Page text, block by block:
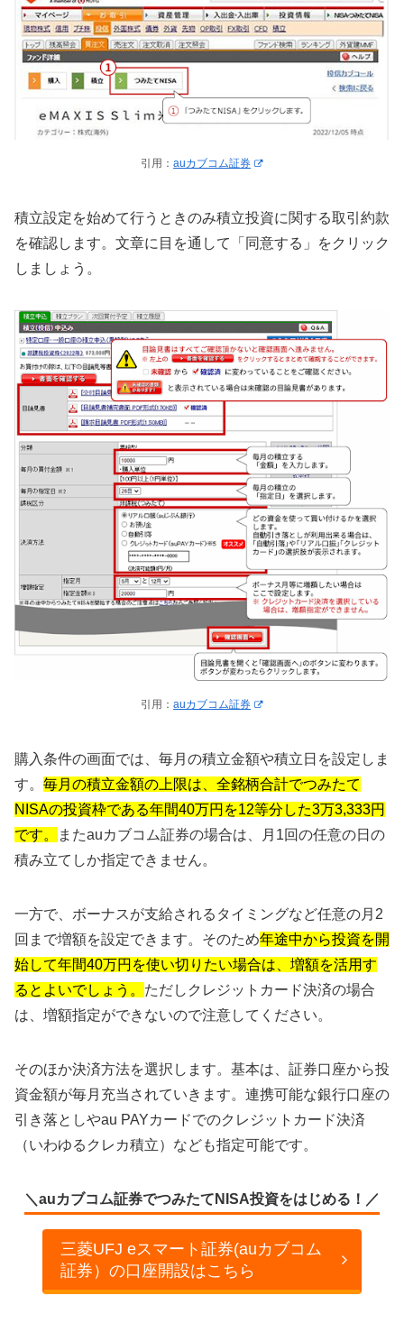
引用：auカブコム証券
積立設定を始めて行うときのみ積立投資に関する取引約款
を確認します。文章に目を通して「同意する」をクリック
しましょう。
引用：auカブコム証券
購入条件の画面では、毎月の積立金額や積立日を設定しま
す。 毎月の積立金額の上限は、全銘柄合計でつみたて
NISAの投資枠である年間40万円を12等分した3万3,333円
です。
またauカブコム証券の場合は、月1回の任意の日の
積み立てしか指定できません。
一方で、ボーナスが支給されるタイミングなど任意の月2
回まで増額を設定できます。そのため年途中から投資を開
始して年間40万円を使い切りたい場合は、増額を活用す
るとよいでしょう。 ただしクレジットカード決済の場合
は、増額指定ができないので注意してください。
そのほか決済方法を選択します。基本は、証券口座から投
資金額が毎月充当されていきます。連携可能な銀行口座の
引き落としやau PAYカードでのクレジットカード決済
（いわゆるクレカ積立）なども指定可能です。
＼auカブコム証券でつみたてNISA投資をはじめる！／
三菱UFJ eスマート証券(auカブコム
証券）の口座開設はこちら